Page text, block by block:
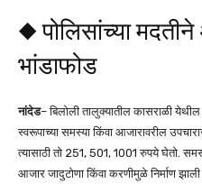
◆ पोलिसांच्या
भांडाफोड
नांदेड– बिलोली तालुक्यातील कासराळी
स्वरूपाच्या समस्या किंवा आजारावरील
त्यासाठी तो 251, 501, 1001 रुपये घेतो.
आजार जादुटोणा किंवा करणीमुळे निर्माण